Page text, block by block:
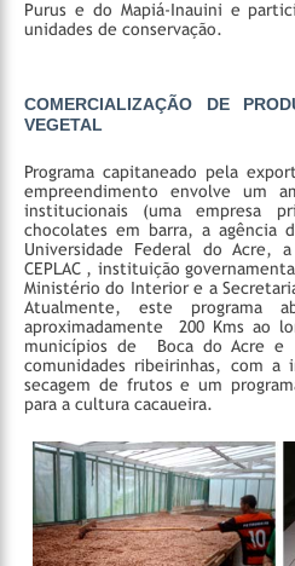
Purus e do Mapiá-Inauini e
unidades de conservação.
COMERCIALIZAÇÃO DE
VEGETAL
Programa capitaneado pela
empreendimento envolve um
institucionais (uma empresa
chocolates em barra, a agência
Universidade Federal do Acre,
CEPLAC , instituição
Ministério do Interior e a
Atualmente, este programa
aproximadamente 200 Kms ao
municípios de Boca do Acre e
comunidades ribeirinhas, com a
secagem de frutos e um
para a cultura cacaueira.